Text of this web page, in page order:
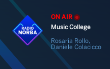
ON AIR
Music College
Rosaria Rollo,
Daniele Colacicco